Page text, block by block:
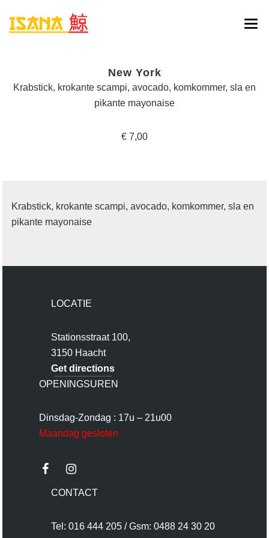
ONLINE BESTELLEN
New York
Krabstick, krokante scampi, avocado, komkommer, sla en
pikante mayonaise
€ 7,00
Krabstick, krokante scampi, avocado, komkommer, sla en
pikante mayonaise
LOCATIE
Stationsstraat 100,
3150 Haacht
Get directions
OPENINGSUREN
Dinsdag-Zondag : 17u – 21u00
Maandag gesloten
CONTACT
Tel: 016 444 205 / Gsm: 0488 24 30 20